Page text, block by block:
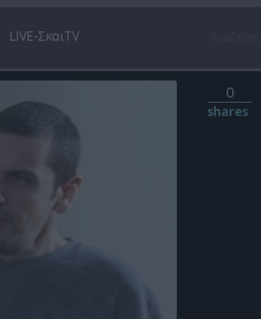
LIVE-ΣκαιTV
0
shares